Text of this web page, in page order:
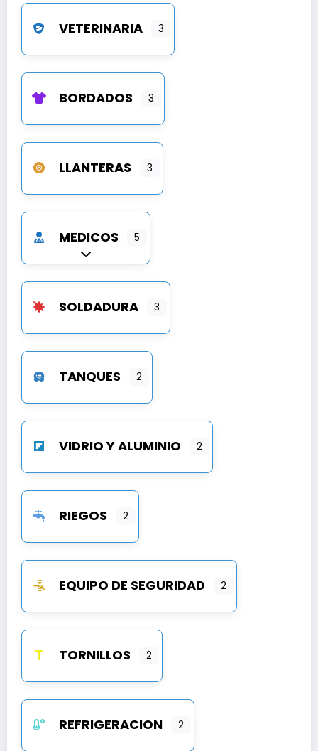
VETERINARIA 3
BORDADOS 3
LLANTERAS 3
MEDICOS 5
Expandir sub-categorías
SOLDADURA 3
TANQUES 2
VIDRIO Y ALUMINIO 2
RIEGOS 2
EQUIPO DE SEGURIDAD 2
TORNILLOS 2
REFRIGERACION 2